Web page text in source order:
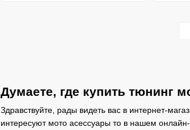
Думаете, где купить тюнинг
Здравствуйте, рады видеть вас в интернет-
интересуют мото асессуары то в нашем